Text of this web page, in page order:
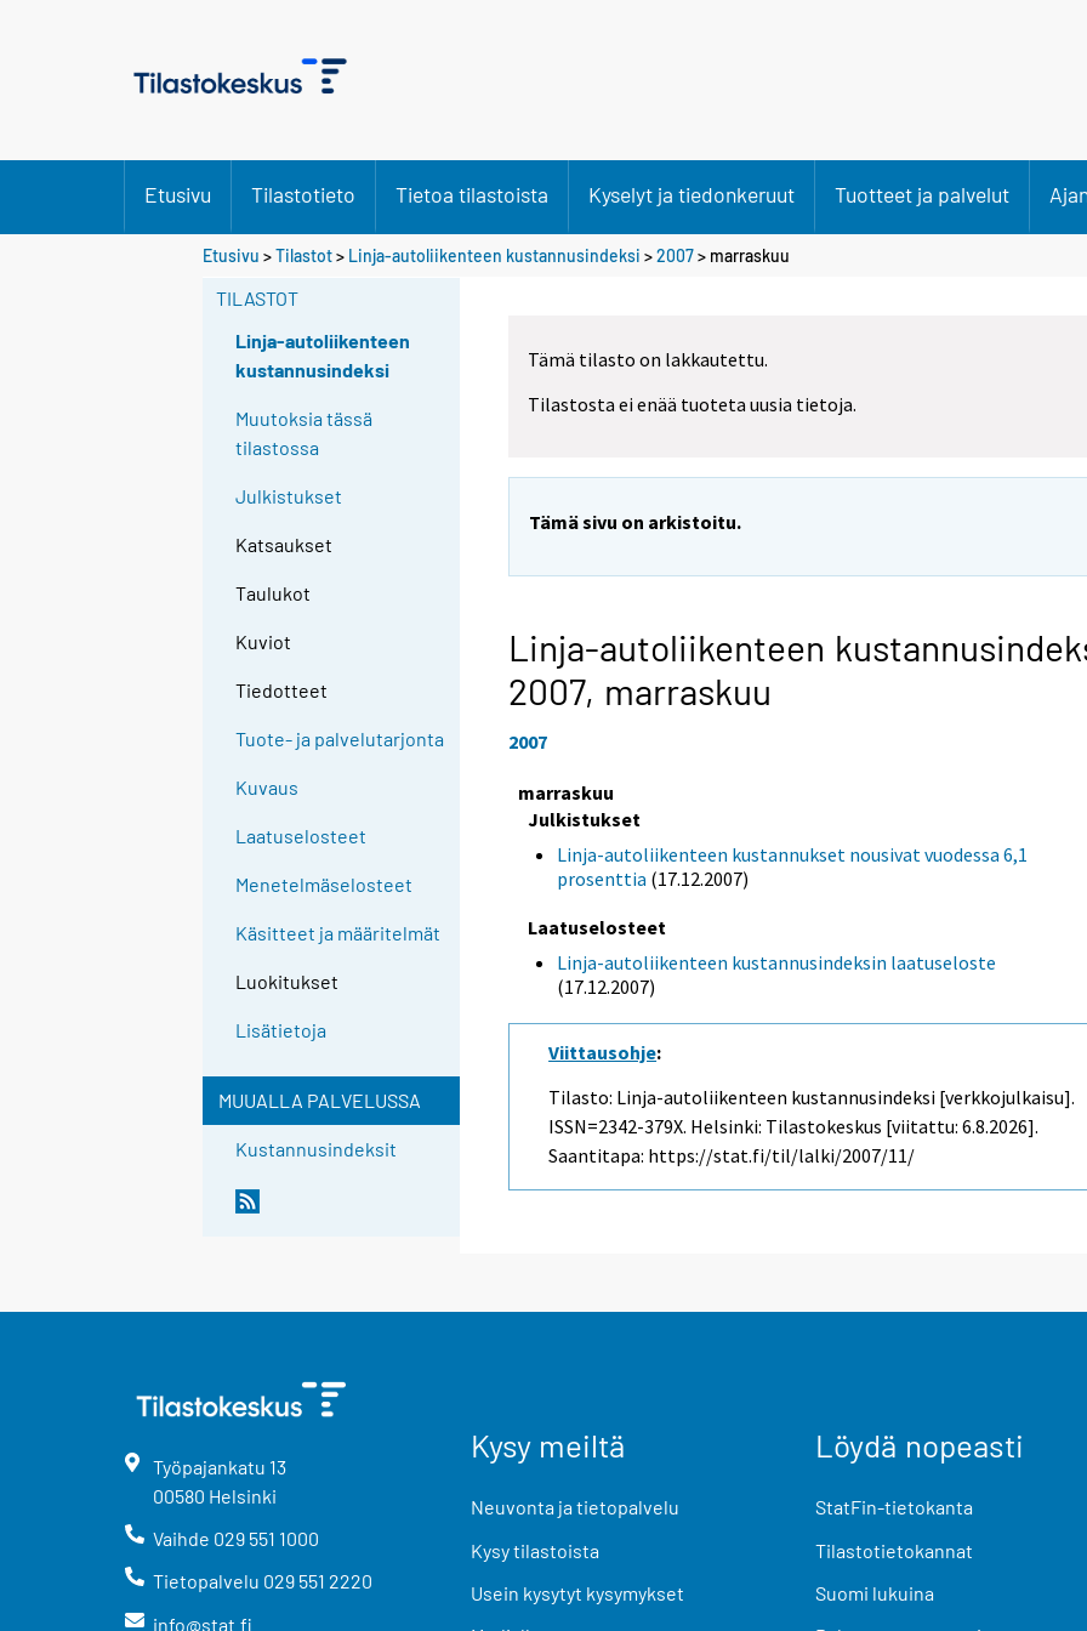
Etusivu Tilastotieto Tietoa tilastoista Kyselyt ja tiedonkeruut Tuotteet ja palvelut
Etusivu >Tilastot> Linja-autoliikenteen kustannusindeksi >2007> marraskuu
TILASTOT
Linja-autoliikenteen
kustannusindeksi
Muutoksia tässä
tilastossa
Julkistukset
Katsaukset
Taulukot
Kuviot
Tiedotteet
Tuote- ja palvelutarjonta
Kuvaus
Laatuselosteet
Menetelmäselosteet
Käsitteet ja määritelmät
Luokitukset
Lisätietoja
MUUALLA PALVELUSSA
Kustannusindeksit
Tämä tilasto on lakkautettu.
Tilastosta ei enää tuoteta uusia tietoja.
Tämä sivu on arkistoitu.
Linja-autoliikenteen
2007, marraskuu
2007
marraskuu
Julkistukset
Linja-autoliikenteen kustannukset nousivat vuodessa 6,1
prosenttia (17.12.2007)
Laatuselosteet
Linja-autoliikenteen kustannusindeksin laatuseloste
(17.12.2007)
Viittausohje:
Tilasto: Linja-autoliikenteen kustannusindeksi [verkkojulkaisu].
ISSN=2342-379X. Helsinki: Tilastokeskus [viitattu: 6.8.2026].
Saantitapa: https://stat.fi/til/lalki/2007/11/
Työpajankatu 13
00580 Helsinki
Vaihde 029 551 1000
Tietopalvelu 029 551 2220
info@stat.fi
Kysy meiltä
Neuvonta ja tietopalvelu
Kysy tilastoista
Usein kysytyt kysymykset
Löydä nopeasti
StatFin-tietokanta
Tilastotietokannat
Suomi lukuina